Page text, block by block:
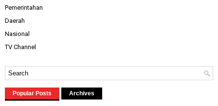
Pemerintahan
Daerah
Nasional
TV Channel
Popular Posts Archives